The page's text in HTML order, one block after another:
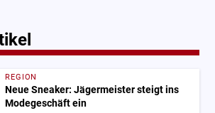
REGION
Neue Sneaker: Jägermeister steigt ins
Modegeschäft ein